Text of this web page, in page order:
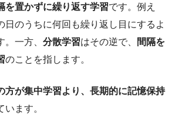
を置かずに繰り返す学習です。例え
日のうちに何回も繰り返し目にするよ
一方、 分散学習はその逆で、
間隔を
のことを指します。
方が集中学習より、長期的に記憶保持
ます。